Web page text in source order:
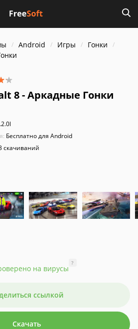
Android Игры
Гонки
8 - Аркадные Гонки
Бесплатно для Android
скачиваний
на вирусы
?
ссылкой
Скачать